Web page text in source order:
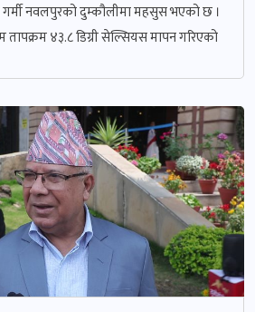
नवलपुरको दुम्कौलीमा महसुस भएको छ ।
४३.८ डिग्री सेल्सियस मापन गरिएको